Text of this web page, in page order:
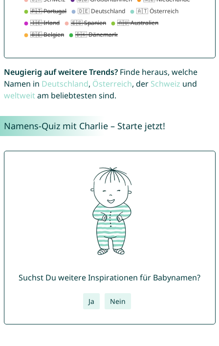
Neugierig auf weitere Trends?Finde heraus, welche
Namen in Deutschland, Österreich, der Schweiz und
weltweitam beliebtesten sind.
Namens-Quiz mit Charlie – Starte jetzt!
Suchst Du weitere Inspirationen für Babynamen?
Ja Nein